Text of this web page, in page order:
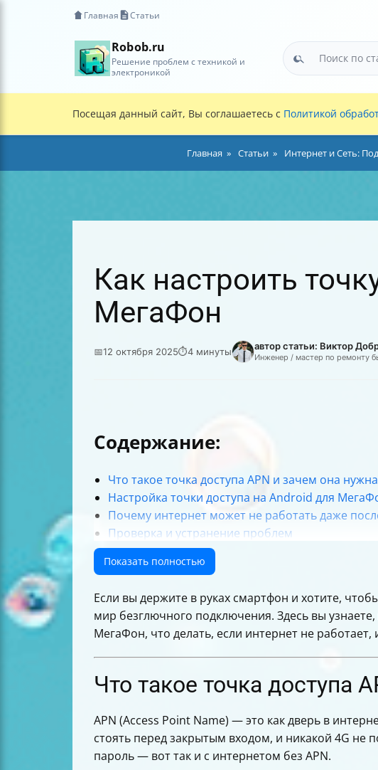
Главная Статьи
Robob.ru
Решение проблем с техникой и
электроникой
Посещая данный сайт, Вы соглашаетесь с Политикой
Главная Статьи Интернет и Сеть:
Как настроить
МегаФон
📅12 октября 2025⏱4 минуты автор статьи: Виктор
Инженер / мастер по ремонту
Содержание:
Что такое точка доступа APN и зачем она нужна
Настройка точки доступа на Android для
Почему интернет может не работать даже
Проверка и устранение проблем
Как проверить активность интернета и баланс
Почему важно перезагрузить устройство после
Настройка интернета на iPhone и других
Таблица сравнения настроек APN для разных
Как получить новую сим-карту и перенести
Итог
Показать полностью
Если вы держите в руках смартфон и хотите,
мир безглючного подключения. Здесь вы
МегаФон, что делать, если интернет не
Что такое точка доступа
APN (Access Point Name) — это как дверь в
стоять перед закрытым входом, и никакой 4G не
пароль — вот так и с интернетом без APN.